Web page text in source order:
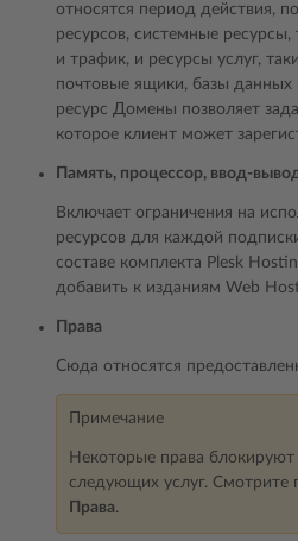
относятся период действия,
ресурсов, системные ресурсы,
и трафик, и ресурсы услуг,
почтовые ящики, базы данных
ресурс Домены позволяет
которое клиент может
Память, процессор, ввод-
Включает ограничения на
ресурсов для каждой
составе комплекта Plesk
добавить к изданиям Web
Права
Сюда относятся
Примечание
Некоторые права блокируют
следующих услуг. Смотрите
Права.